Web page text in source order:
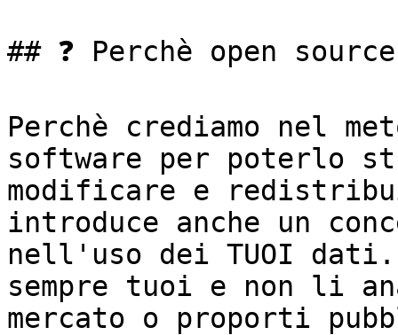
## ❓ Perchè open
Perchè crediamo nel
software per poterlo
modificare e
introduce anche un
nell'uso dei TUOI
sempre tuoi e non li
mercato o proporti